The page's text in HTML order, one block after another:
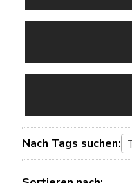
Nach Tags suchen: